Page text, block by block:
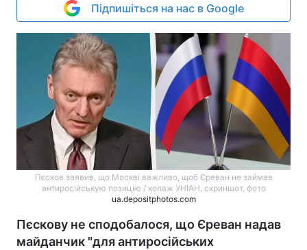
Підпишіться на нас в Google
Пєсков заявив, що Москві важливо, щоб Єреван не займав
антиросійськую позицію / колаж УНІАН, скриншот, фото
ua.depositphotos.com
Пєскову не сподобалося, що Єреван надав
майданчик "для антиросійських